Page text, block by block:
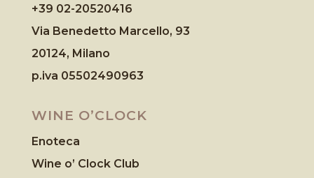
+39 02-20520416
Via Benedetto Marcello, 93
20124, Milano
p.iva 05502490963
WINE O’CLOCK
Enoteca
Wine o’ Clock Club